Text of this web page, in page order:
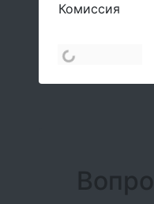
Комиссия